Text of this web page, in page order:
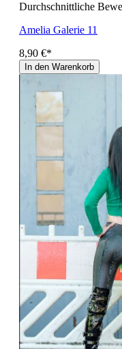
Durchschnittliche
Amelia Galerie 11
8,90 €*
In den Warenkorb